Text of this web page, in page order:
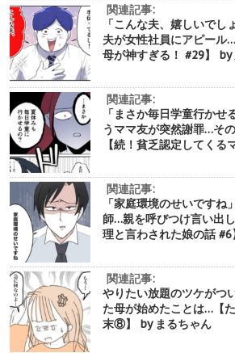
関連記事:
「こんな夫、嬉しいで
夫が女性社員にアピール
母が神すぎる！ #29】 by
関連記事:
「まさか毎日学童行か
うママ友が突然謝罪…そ
【続！貧乏認定してくる
関連記事:
「家庭環境のせいですね
師…親を呼びつけ言い出
理と言わされた娘の話
関連記事:
やりたい放題のツケがつ
た母が始めたことは…【
末⑧】 by まるちゃん